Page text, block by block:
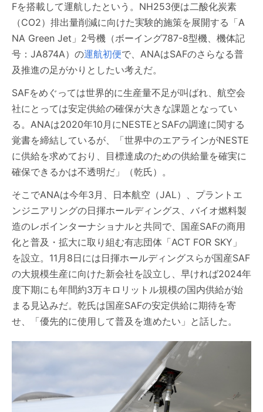
Fを搭載して運航したという。NH253便は二酸化炭素
（CO2）排出量削減に向けた実験的施策を展開する「A
NA Green Jet」2号機（ボーイング787-8型機、機体記
号：JA874A）の運航初便で、ANAはSAFのさらなる普
及推進の足がかりとしたい考えだ。
SAFをめぐっては世界的に生産量不足が叫ばれ、航空会
社にとっては安定供給の確保が大きな課題となってい
る。ANAは2020年10月にNESTEとSAFの調達に関する
覚書を締結しているが、「世界中のエアラインがNESTE
に供給を求めており、目標達成のための供給量を確実に
確保できるかは不透明だ」（乾氏）。
そこでANAは今年3月、日本航空（JAL）、プラントエ
ンジニアリングの日揮ホールディングス、バイオ燃料製
造のレボインターナショナルと共同で、国産SAFの商用
化と普及・拡大に取り組む有志団体「ACT FOR SKY」
を設立。11月8日には日揮ホールディングスらが国産SAF
の大規模生産に向けた新会社を設立し、早ければ2024年
度下期にも年間約3万キロリットル規模の国内供給が始
まる見込みだ。乾氏は国産SAFの安定供給に期待を寄
せ、「優先的に使用して普及を進めたい」と話した。